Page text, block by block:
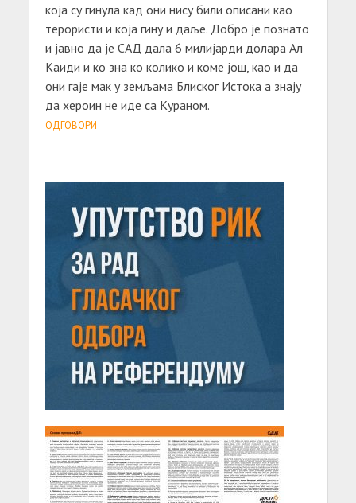
која су гинула кад они нису били описани као
терористи и која гину и даље. Добро је познато
и јавно да је САД дала 6 милијарди долара Ал
Каиди и ко зна ко колико и коме још, као и да
они гаје мак у земљама Блиског Истока а знају
да хероин не иде са Кураном.
ОДГОВОРИ